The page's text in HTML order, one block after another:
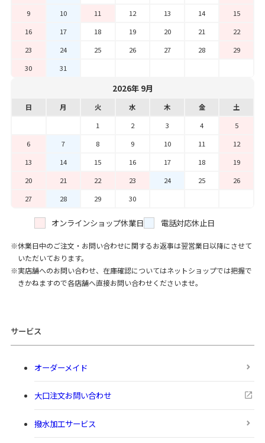
9
10 11 12 13 14
15
16
17 18 19 20 21
22
23
24 25 26 27 28
29
30
31
2026年 9月
日 月 火 水 木 金
土
1
2 3 4
5
6
7 8 9 10 11
12
13
14 15 16 17 18
19
20
21 22 23 24 25
26
27
28 29 30
オンラインショップ休業日 電話対応休止日
休業日中のご注文・お問い合わせに関するお返事は翌営業日以降にさせて
いただいております。
実店舗へのお問い合わせ、在庫確認についてはネットショップでは把握で
きかねますので各店舗へ直接お問い合わせくださいませ。
サービス
オーダーメイド
大口注文お問い合わせ
撥水加工サービス